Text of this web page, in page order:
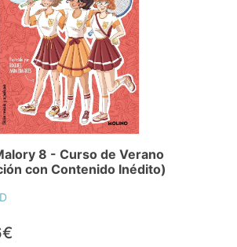
8 - Curso de Verano
con Contenido Inédito)